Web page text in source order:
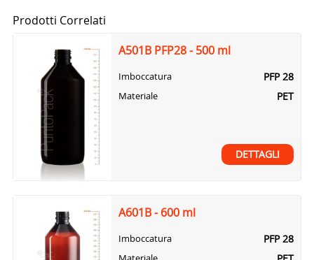
Prodotti Correlati
A501B PFP28 - 500 ml
Imboccatura PFP 28
Materiale PET
DETTAGLI
A601B - 600 ml
Imboccatura PFP 28